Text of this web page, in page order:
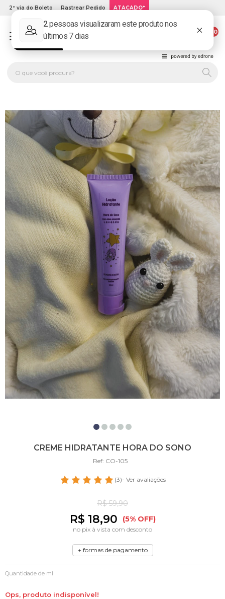
2ª via do Boleto Rastrear Pedido ATACADO*
PLATINUM KIDS: LOJA DE ROUPA INFANTIL ONLINE.
00
CREME HIDRATANTE HORA DO SONO
Ref: CO-105
(3)- Ver avaliações
R$ 59,90
R$ 18,90 (5% OFF)
no pix à vista com desconto
+ formas de pagamento
Quantidade de ml
Ops, produto indisponível!